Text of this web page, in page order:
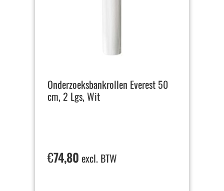
Onderzoeksbankrollen Everest 50
cm, 2 Lgs, Wit
€74,80 excl. BTW